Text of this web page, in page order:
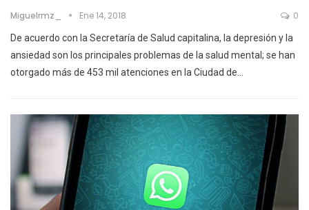
Miguelrmz_ Ene 14, 2018 0
De acuerdo con la Secretaría de Salud capitalina, la depresión y la
ansiedad son los principales problemas de la salud mental; se han
otorgado más de 453 mil atenciones en la Ciudad de…